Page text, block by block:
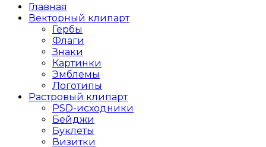
Главная
Векторный клипарт
Гербы
Флаги
Знаки
Картинки
Эмблемы
Логотипы
Растровый клипарт
PSD-исходники
Бейджи
Буклеты
Визитки